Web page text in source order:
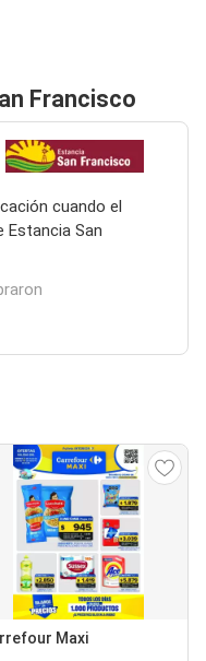
Francisco
cuando el
Estancia San
Maxi